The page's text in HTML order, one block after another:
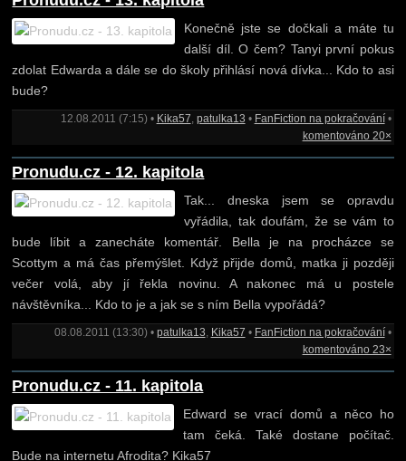
Konečně jste se dočkali a máte tu
další díl. O čem? Tanyi první pokus
zdolat Edwarda a dále se do školy přihlásí nová dívka... Kdo to asi
bude?
12.08.2011 (7:15) • Kika57, patulka13 • FanFiction na pokračování•
komentováno 20×
Pronudu.cz - 12. kapitola
Tak... dneska jsem se opravdu
vyřádila, tak doufám, že se vám to
bude líbit a zanecháte komentář. Bella je na procházce se
Scottym a má čas přemýšlet. Když přijde domů, matka ji později
večer volá, aby jí řekla novinu. A nakonec má u postele
návštěvníka... Kdo to je a jak se s ním Bella vypořádá?
08.08.2011 (13:30) • patulka13, Kika57 • FanFiction na pokračování•
komentováno 23×
Pronudu.cz - 11. kapitola
Edward se vrací domů a něco ho
tam čeká. Také dostane počítač.
Bude na internetu Afrodita? Kika57